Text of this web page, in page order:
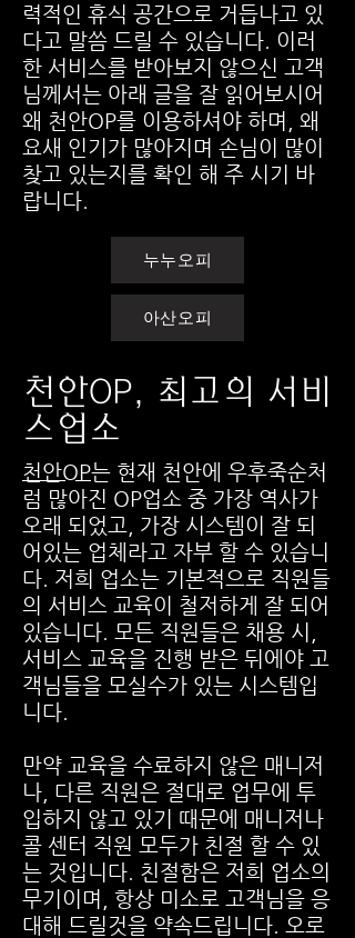
력적인 휴식 공간으로 거듭나고 있
다고 말씀 드릴 수 있습니다. 이러
한 서비스를 받아보지 않으신 고객
님께서는 아래 글을 잘 읽어보시어
왜 천안OP를 이용하셔야 하며, 왜
요새 인기가 많아지며 손님이 많이
찾고 있는지를 확인 해 주 시기 바
랍니다.
누누오피
아산오피
천안OP, 최고의 서비
스업소
천안OP는 현재 천안에 우후죽순처
럼 많아진 OP업소 중 가장 역사가
오래 되었고, 가장 시스템이 잘 되
어있는 업체라고 자부 할 수 있습니
다. 저희 업소는 기본적으로 직원들
의 서비스 교육이 철저하게 잘 되어
있습니다. 모든 직원들은 채용 시,
서비스 교육을 진행 받은 뒤에야 고
객님들을 모실수가 있는 시스템입
니다.
만약 교육을 수료하지 않은 매니저
나, 다른 직원은 절대로 업무에 투
입하지 않고 있기 때문에 매니저나
콜 센터 직원 모두가 친절 할 수 있
는 것입니다. 친절함은 저희 업소의
무기이며, 항상 미소로 고객님을 응
대해 드릴것을 약속드립니다. 오로